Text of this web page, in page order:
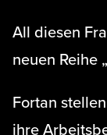
All diesen
neuen Reihe
Fortan
ihre